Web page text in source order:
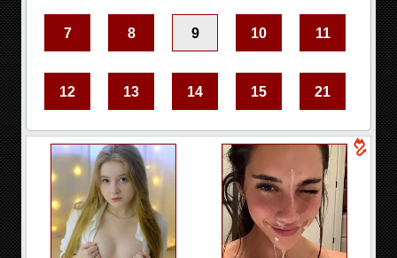
7 8 9 10 11
12 13 14 15 21